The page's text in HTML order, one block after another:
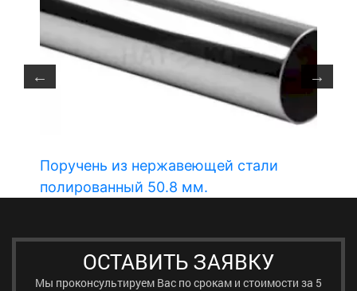
Поручень из нержавеющей стали
полированный 50.8 мм.
ОСТАВИТЬ ЗАЯВКУ
Мы проконсультируем Вас по срокам и стоимости за 5